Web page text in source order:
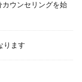
ウンセリングを始
ります